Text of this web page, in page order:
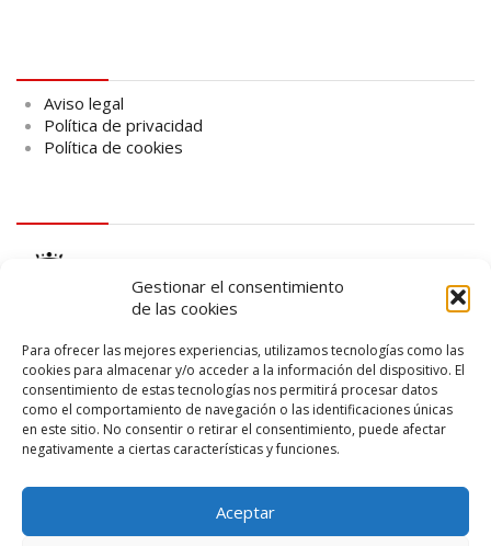
Gestionar el consentimiento
de las cookies
Para ofrecer las mejores experiencias, utilizamos tecnologías como las
cookies para almacenar y/o acceder a la información del dispositivo. El
consentimiento de estas tecnologías nos permitirá procesar datos
como el comportamiento de navegación o las identificaciones únicas
en este sitio. No consentir o retirar el consentimiento, puede afectar
negativamente a ciertas características y funciones.
Aceptar
Aviso legal
Política de privacidad
Política de cookies
logo SID